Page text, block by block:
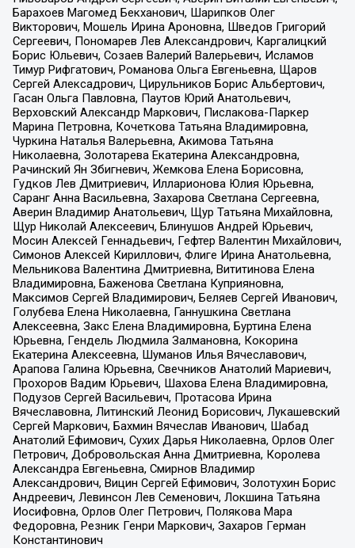
Барахоев Магомед Бекханович, Шарипков Олег
Викторович, Мошель Ирина Ароновна, Шведов Григорий
Сергеевич, Пономарев Лев Александрович, Каргалицкий
Борис Юльевич, Созаев Валерий Валерьевич, Исламов
Тимур Рифгатович, Романова Ольга Евгеньевна, Щаров
Сергей Алексадрович, Цирульников Борис Альбертович,
Гасан Ольга Павловна, Паутов Юрий Анатольевич,
Верховский Александр Маркович, Пислакова-Паркер
Марина Петровна, Кочеткова Татьяна Владимировна,
Чуркина Наталья Валерьевна, Акимова Татьяна
Николаевна, Золотарева Екатерина Александровна,
Рачинский Ян Збигневич, Жемкова Елена Борисовна,
Гудков Лев Дмитриевич, Илларионова Юлия Юрьевна,
Саранг Анна Васильевна, Захарова Светлана Сергеевна,
Аверин Владимир Анатольевич, Щур Татьяна Михайловна,
Щур Николай Алексеевич, Блинушов Андрей Юрьевич,
Мосин Алексей Геннадьевич, Гефтер Валентин Михайлович,
Симонов Алексей Кириллович, Флиге Ирина Анатольевна,
Мельникова Валентина Дмитриевна, Вититинова Елена
Владимировна, Баженова Светлана Куприяновна,
Максимов Сергей Владимирович, Беляев Сергей Иванович,
Голубева Елена Николаевна, Ганнушкина Светлана
Алексеевна, Закс Елена Владимировна, Буртина Елена
Юрьевна, Гендель Людмила Залмановна, Кокорина
Екатерина Алексеевна, Шуманов Илья Вячеславович,
Арапова Галина Юрьевна, Свечников Анатолий Мариевич,
Прохоров Вадим Юрьевич, Шахова Елена Владимировна,
Подузов Сергей Васильевич, Протасова Ирина
Вячеславовна, Литинский Леонид Борисович, Лукашевский
Сергей Маркович, Бахмин Вячеслав Иванович, Шабад
Анатолий Ефимович, Сухих Дарья Николаевна, Орлов Олег
Петрович, Добровольская Анна Дмитриевна, Королева
Александра Евгеньевна, Смирнов Владимир
Александрович, Вицин Сергей Ефимович, Золотухин Борис
Андреевич, Левинсон Лев Семенович, Локшина Татьяна
Иосифовна, Орлов Олег Петрович, Полякова Мара
Федоровна, Резник Генри Маркович, Захаров Герман
Константинович